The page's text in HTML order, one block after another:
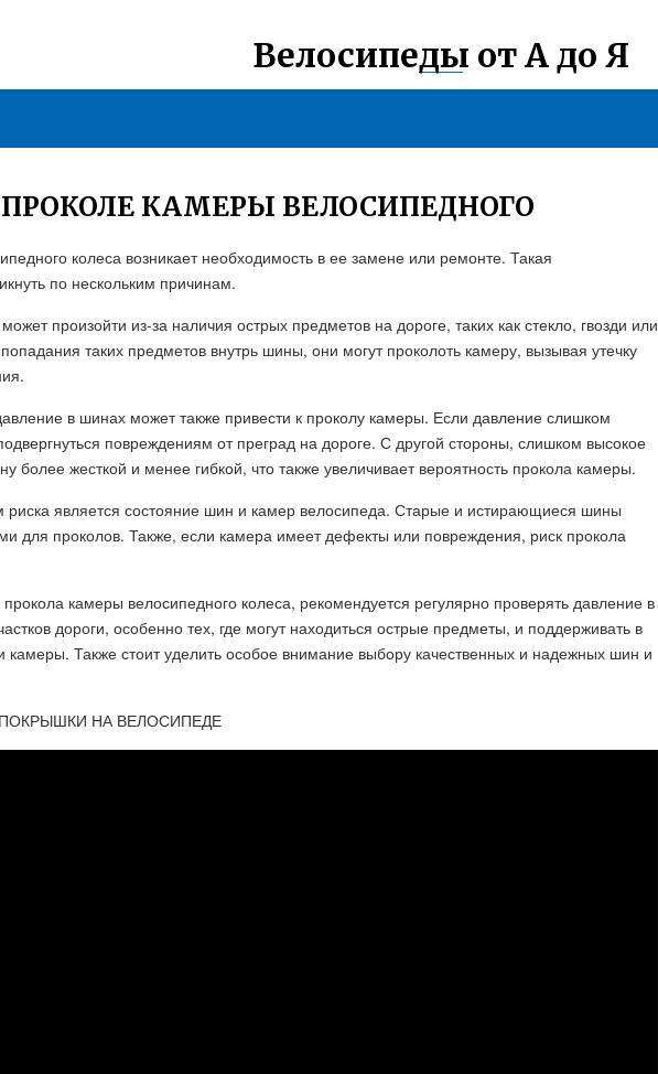
Велосипеды от А до Я
КАМЕРЫ ВЕЛОСИПЕДНОГО
колеса возникает необходимость в ее замене или ремонте. Такая
по нескольким причинам.
произойти из-за наличия острых предметов на дороге, таких как стекло, гвозди или
таких предметов внутрь шины, они могут проколоть камеру, вызывая утечку
в шинах может также привести к проколу камеры. Если давление слишком
повреждениям от преград на дороге. С другой стороны, слишком высокое
более жесткой и менее гибкой, что также увеличивает вероятность прокола камеры.
является состояние шин и камер велосипеда. Старые и истирающиеся шины
для проколов. Также, если камера имеет дефекты или повреждения, риск прокола
прокола камеры велосипедного колеса, рекомендуется регулярно проверять давление в
дороги, особенно тех, где могут находиться острые предметы, и поддерживать в
Также стоит уделить особое внимание выбору качественных и надежных шин и
НА ВЕЛОСИПЕДЕ